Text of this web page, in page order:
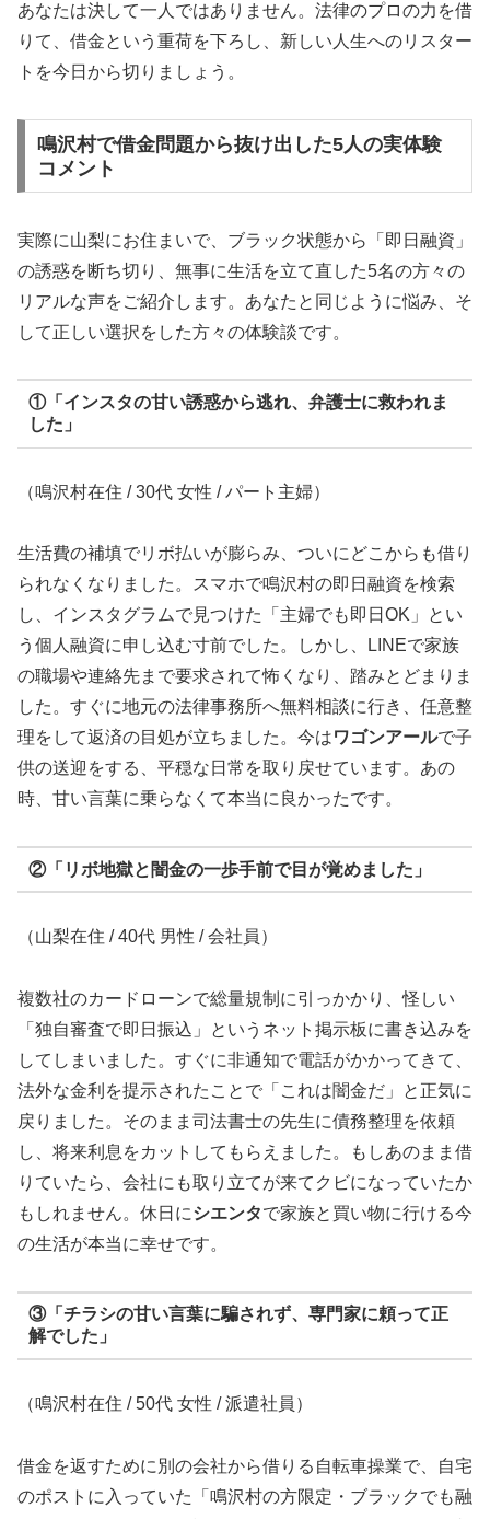
あなたは決して一人ではありません。法律のプロの力を借
りて、借金という重荷を下ろし、新しい人生へのリスター
トを今日から切りましょう。
鳴沢村で借金問題から抜け出した5人の実体験
コメント
実際に山梨にお住まいで、ブラック状態から「即日融資」
の誘惑を断ち切り、無事に生活を立て直した5名の方々の
リアルな声をご紹介します。あなたと同じように悩み、そ
して正しい選択をした方々の体験談です。
①「インスタの甘い誘惑から逃れ、弁護士に救われま
した」
（鳴沢村在住 / 30代 女性 / パート主婦）
生活費の補填でリボ払いが膨らみ、ついにどこからも借り
られなくなりました。スマホで鳴沢村の即日融資を検索
し、インスタグラムで見つけた「主婦でも即日OK」とい
う個人融資に申し込む寸前でした。しかし、LINEで家族
の職場や連絡先まで要求されて怖くなり、踏みとどまりま
した。すぐに地元の法律事務所へ無料相談に行き、任意整
理をして返済の目処が立ちました。今はワゴンアールで子
供の送迎をする、平穏な日常を取り戻せています。あの
時、甘い言葉に乗らなくて本当に良かったです。
②「リボ地獄と闇金の一歩手前で目が覚めました」
（山梨在住 / 40代 男性 / 会社員）
複数社のカードローンで総量規制に引っかかり、怪しい
「独自審査で即日振込」というネット掲示板に書き込みを
してしまいました。すぐに非通知で電話がかかってきて、
法外な金利を提示されたことで「これは闇金だ」と正気に
戻りました。そのまま司法書士の先生に債務整理を依頼
し、将来利息をカットしてもらえました。もしあのまま借
りていたら、会社にも取り立てが来てクビになっていたか
もしれません。休日にシエンタで家族と買い物に行ける今
の生活が本当に幸せです。
③「チラシの甘い言葉に騙されず、専門家に頼って正
解でした」
（鳴沢村在住 / 50代 女性 / 派遣社員）
借金を返すために別の会社から借りる自転車操業で、自宅
のポストに入っていた「鳴沢村の方限定・ブラックでも融